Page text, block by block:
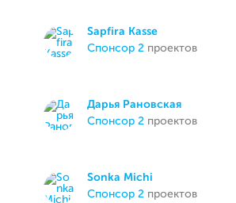
Sapfira Kasse
спонсор 2 проектов
Дарья Рановская
спонсор 2 проектов
Sonka Michi
спонсор 2 проектов